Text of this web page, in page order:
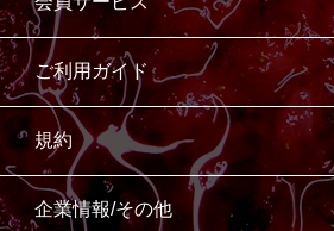
ご利用ガイド
規約
企業情報/その他